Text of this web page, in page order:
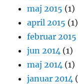
maj 2015 (1)
april 2015 (1)
februar 2015
jun 2014 (1)
maj 2014 (1)
januar 2014